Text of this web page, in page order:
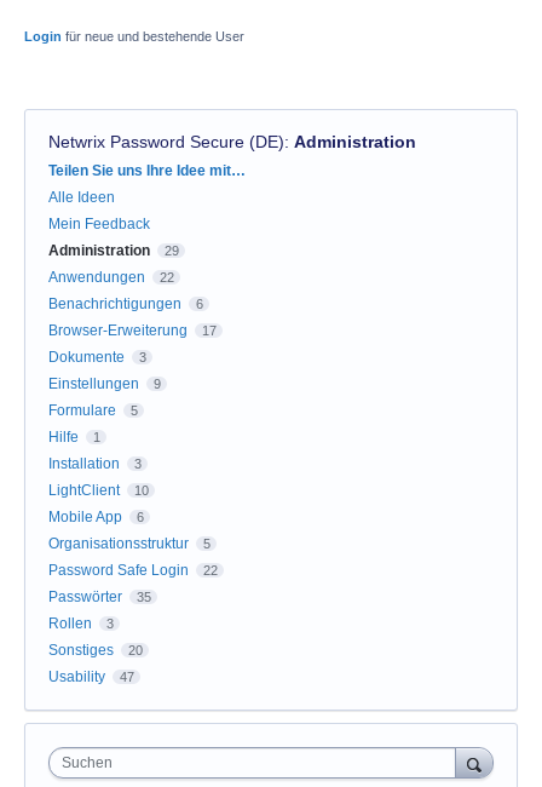
Login für neue und bestehende User
Netwrix Password Secure (DE): Administration
Kategorien
Teilen Sie uns Ihre Idee mit…
Alle Ideen
Mein Feedback
Administration
29
Anwendungen 22
Benachrichtigungen 6
Browser-Erweiterung 17
Dokumente 3
Einstellungen 9
Formulare 5
Hilfe 1
Installation 3
LightClient 10
Mobile App 6
Organisationsstruktur 5
Password Safe Login 22
Passwörter 35
Rollen 3
Sonstiges 20
Usability 47
Suchen